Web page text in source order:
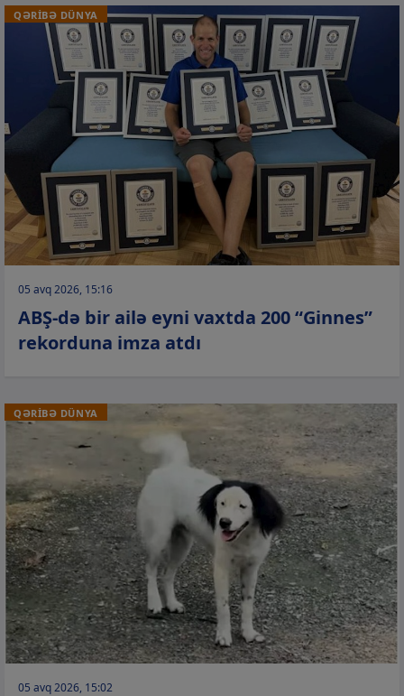
QƏRİBƏ DÜNYA
05 avq 2026, 15:16
ABŞ-də bir ailə eyni vaxtda 200 “Ginnes”
rekorduna imza atdı
QƏRİBƏ DÜNYA
05 avq 2026, 15:02